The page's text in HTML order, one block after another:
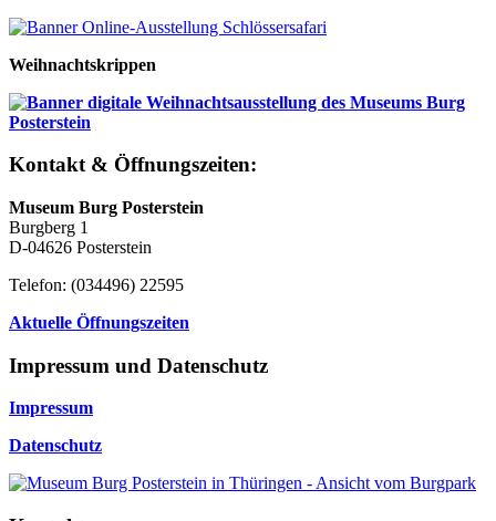
Weihnachtskrippen
Kontakt & Öffnungszeiten:
Museum Burg Posterstein
Burgberg 1
D-04626 Posterstein
Telefon: (034496) 22595
Aktuelle Öffnungszeiten
Impressum und Datenschutz
Impressum
Datenschutz